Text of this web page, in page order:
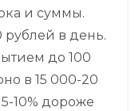
и суммы.
рублей в день.
до 100
в 15 000-20
10% дороже